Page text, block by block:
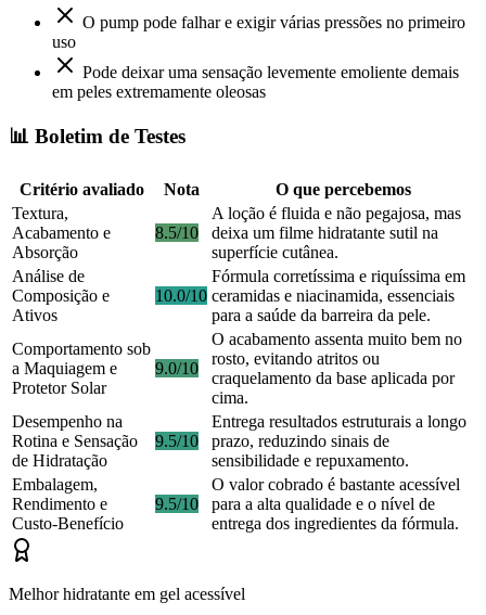
O pump pode falhar e exigir várias pressões no primeiro
uso
Pode deixar uma sensação levemente emoliente demais
em peles extremamente oleosas
📊 Boletim de Testes
Critério avaliado Nota
O que percebemos
Textura,
Acabamento e
Absorção
8.5/10
A loção é fluida e não pegajosa, mas
deixa um filme hidratante sutil na
superfície cutânea.
Análise de
Composição e
Ativos
10.0/10
Fórmula corretíssima e riquíssima em
ceramidas e niacinamida, essenciais
para a saúde da barreira da pele.
Comportamento sob
a Maquiagem e
Protetor Solar
9.0/10
O acabamento assenta muito bem no
rosto, evitando atritos ou
craquelamento da base aplicada por
cima.
Desempenho na
Rotina e Sensação
de Hidratação
9.5/10
Entrega resultados estruturais a longo
prazo, reduzindo sinais de
sensibilidade e repuxamento.
Embalagem,
Rendimento e
Custo-Benefício
9.5/10
O valor cobrado é bastante acessível
para a alta qualidade e o nível de
entrega dos ingredientes da fórmula.
Melhor hidratante em gel acessível